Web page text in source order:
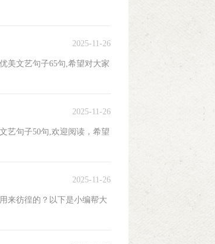
2025-11-26
美文艺句子65句,希望对大家
2025-11-26
艺句子50句,欢迎阅读，希望
2025-11-26
来彷徨的？以下是小编帮大